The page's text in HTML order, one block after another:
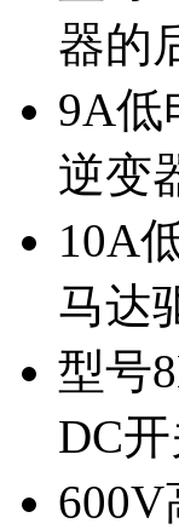
器的
9A低
逆变
10A
马达
型号
DC开